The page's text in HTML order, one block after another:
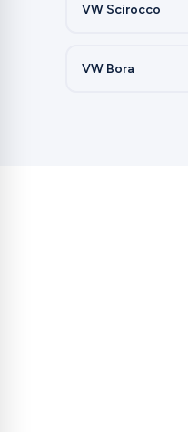
VW Scirocco
VW Bora